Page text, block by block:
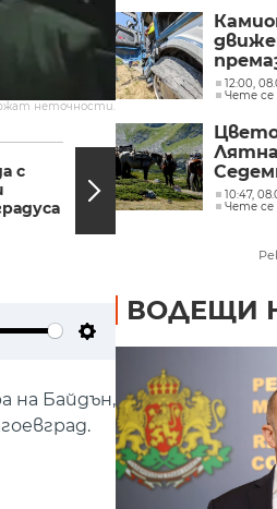
неточности.
с
05:51, 06.11.2024
Доналд
шоумен
турне
Settings
на Байдън,
12:00,
Чете се
Лятна
10:47,
Чете се
ВОДЕЩИ